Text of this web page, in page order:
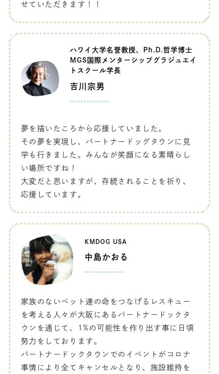
せていただきます！！
ハワイ大学名誉教授、Ph.D.哲学博士
MGS国際メンターシップグラジュエイ
トスクール学長
吉川宗男
夢を描いたころから応援していました。
その夢を実現し、パートナードッグタウンに見
学も行きました。みんなが笑顔になる素晴らし
い場所ですね！
大変だと思いますが、存続されることを祈り、
応援しています。
KMDOG USA
中島かおる
家族のないペット達の命をつなげるレスキュー
を考える人々が大阪にあるパートナードックタ
ウンを通じて、1%の可能性を作り出す事に日頃
努力をしております。
パートナードックタウンでのイベントがコロナ
事情により全てキャンセルとなり、施設維持を